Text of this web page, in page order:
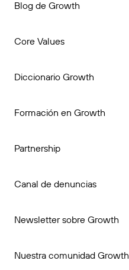
Blog de Growth
Core Values
Diccionario Growth
Formación en Growth
Partnership
Canal de denuncias
Newsletter sobre Growth
Nuestra comunidad Growth